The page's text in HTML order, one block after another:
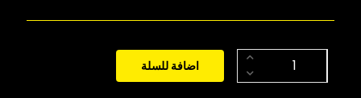
اضافة للسلة